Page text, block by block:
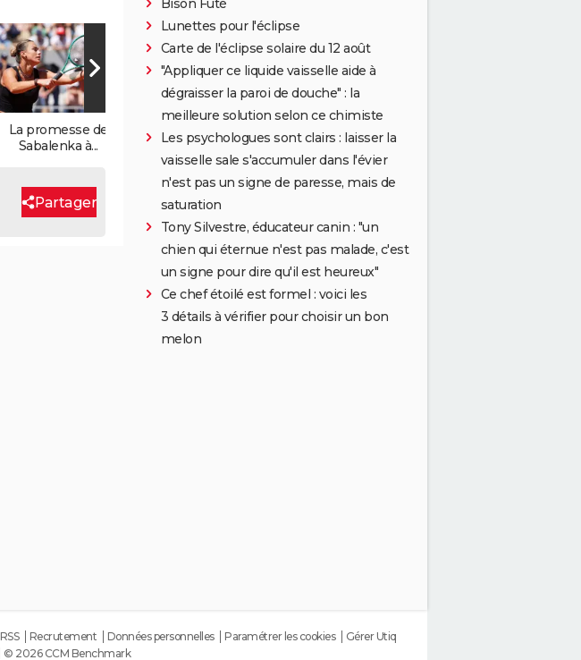
La promesse de
Sabalenka à...
"Je ne soutiens pas la...
Partager
Bison Futé
Lunettes pour l'éclipse
Carte de l'éclipse solaire du 12 août
"Appliquer ce liquide vaisselle aide à
dégraisser la paroi de douche" : la
meilleure solution selon ce chimiste
Les psychologues sont clairs : laisser la
vaisselle sale s'accumuler dans l'évier
n'est pas un signe de paresse, mais de
saturation
Tony Silvestre, éducateur canin : "un
chien qui éternue n'est pas malade, c'est
un signe pour dire qu'il est heureux"
Ce chef étoilé est formel : voici les
3 détails à vérifier pour choisir un bon
melon
RSS Recrutement Données personnelles Paramétrer les cookies
Gérer Utiq
© 2026 CCM Benchmark